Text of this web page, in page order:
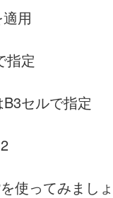
用
指定
セルで指定
使ってみまし